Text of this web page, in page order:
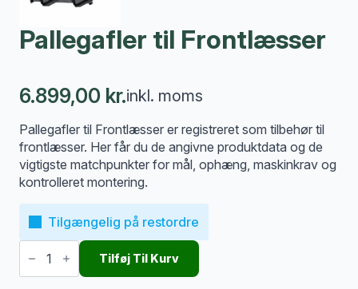
Pallegafler til Frontlæsser
6.899,00 kr.inkl. moms
Pallegafler til Frontlæsser er registreret som tilbehør til
frontlæsser. Her får du de angivne produktdata og de
vigtigste matchpunkter for mål, ophæng, maskinkrav og
kontrolleret montering.
Tilgængelig på restordre
Pallegafler
Frontlæsser
Tilføj Til Kurv